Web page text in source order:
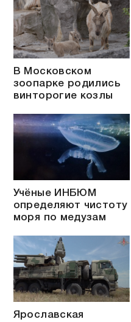
В Московском
зоопарке родились
винторогие козлы
Учёные ИНБЮМ
определяют чистоту
моря по медузам
Ярославская